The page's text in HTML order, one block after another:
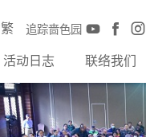
追踪啬色园
繁
活动日志 联络我们